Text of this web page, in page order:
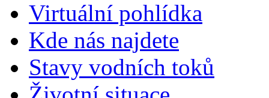
Virtuální pohlídka
Kde nás najdete
Stavy vodních toků